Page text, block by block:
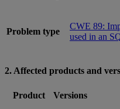
Problem type
CWE 89:
used in an
2. Affected products and
Product Versions